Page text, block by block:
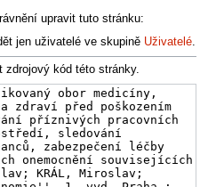
upravit tuto stránku:
jen uživatelé ve skupině Uživatelé.
zdrojový kód této stránky.